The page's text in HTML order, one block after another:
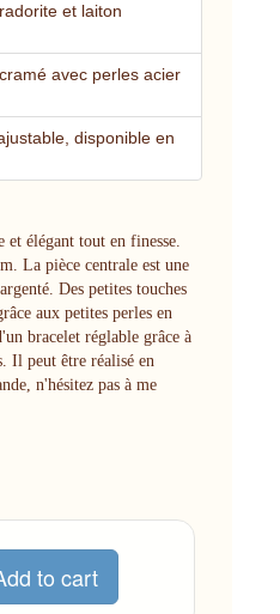
et laiton
avec perles acier
disponible en
élégant tout en finesse.
La pièce centrale est une
Des petites touches
aux petites perles en
bracelet réglable grâce à
Il peut être réalisé en
n'hésitez pas à me